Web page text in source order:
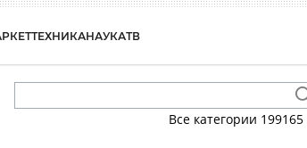
ТЕХНИКАНАУКАТВ
Все категории 199165